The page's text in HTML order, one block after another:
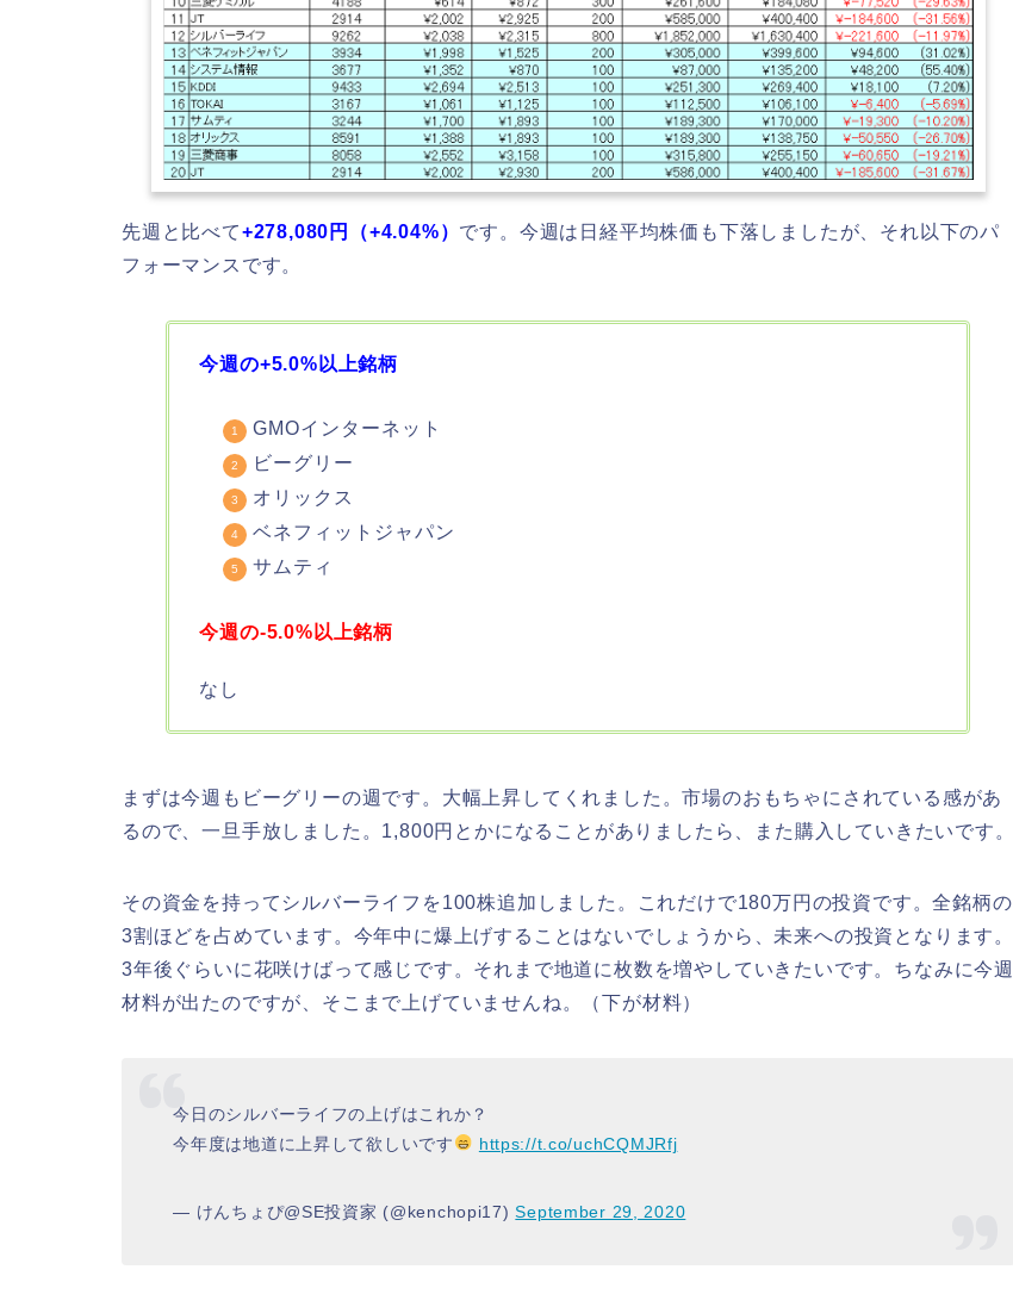
先週と比べて+278,080円（+4.04%） です。今週は日経平均株価も下落しましたが、それ以下のパ
フォーマンスです。
今週の+5.0%以上銘柄
GMOインターネット
ビーグリー
オリックス
ベネフィットジャパン
サムティ
今週の-5.0%以上銘柄
なし
まずは今週もビーグリーの週です。大幅上昇してくれました。市場のおもちゃにされている感があ
るので、一旦手放しました。1,800円とかになることがありましたら、また購入していきたいです。
その資金を持ってシルバーライフを100株追加しました。これだけで180万円の投資です。全銘柄の
3割ほどを占めています。今年中に爆上げすることはないでしょうから、未来への投資となります。
3年後ぐらいに花咲けばって感じです。それまで地道に枚数を増やしていきたいです。ちなみに今週
材料が出たのですが、そこまで上げていませんね。（下が材料）
今日のシルバーライフの上げはこれか？
今年度は地道に上昇して欲しいです
https://t.co/uchCQMJRfj
— けんちょぴ@SE投資家 (@kenchopi17)September 29, 2020